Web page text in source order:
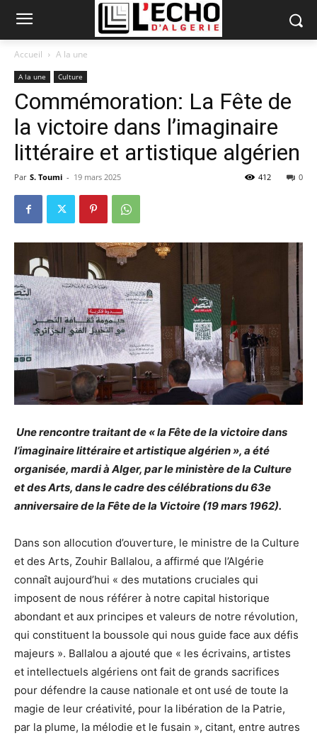
Accueil A la une
A la une Culture
Commémoration: La Fête de
la victoire dans l’imaginaire
littéraire et artistique algérien
Par S. Toumi - 19 mars 2025 0
412
Une rencontre traitant de « la Fête de la victoire dans
l’imaginaire littéraire et artistique algérien », a été
organisée, mardi à Alger, par le ministère de la Culture
et des Arts, dans le cadre des célébrations du 63e
anniversaire de la Fête de la Victoire (19 mars 1962).
Dans son allocution d’ouverture, le ministre de la Culture
et des Arts, Zouhir Ballalou, a affirmé que l’Algérie
connaît aujourd’hui « des mutations cruciales qui
imposent de nous référer à notre capital historique
abondant et aux principes et valeurs de notre révolution,
qui constituent la boussole qui nous guide face aux défis
majeurs ». Ballalou a ajouté que « les écrivains, artistes
et intellectuels algériens ont fait de grands sacrifices
pour défendre la cause nationale et ont usé de toute la
magie de leur créativité, pour la libération de la Patrie,
par la plume, la mélodie et le fusain », citant, entre autres